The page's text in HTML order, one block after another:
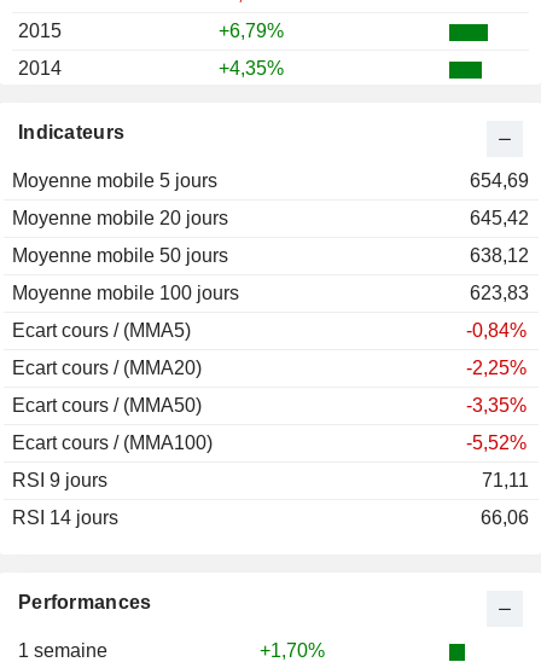
Performances
1 semaine
+1,70%
Indicateurs
Moyenne mobile 5 jours
654,69
Moyenne mobile 20 jours
645,42
Moyenne mobile 50 jours
638,12
Moyenne mobile 100 jours
623,83
Ecart cours / (MMA5)
-0,84%
Ecart cours / (MMA20)
-2,25%
Ecart cours / (MMA50)
-3,35%
Ecart cours / (MMA100)
-5,52%
RSI 9 jours
71,11
RSI 14 jours
66,06
2015
+6,79%
2014
+4,35%
2012
2011
-11,34%
2010
+8,95%
2009
+28,57%
2008
-46,00%
2007
2006
2005
2004
2003
2002
2000